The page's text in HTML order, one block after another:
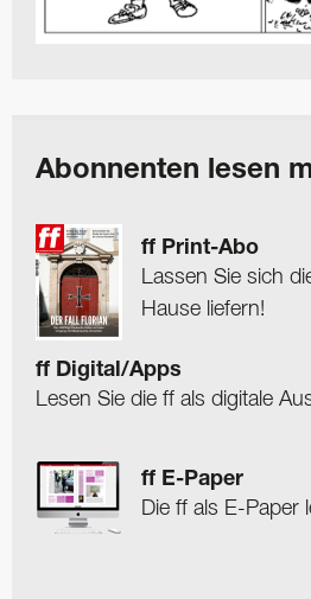
Abonnenten lesen
ff Print-Abo
Lassen Sie sich
Hause liefern!
ff Digital/Apps
Lesen Sie die ff als digitale
ff E-Paper
Die ff als E-Paper